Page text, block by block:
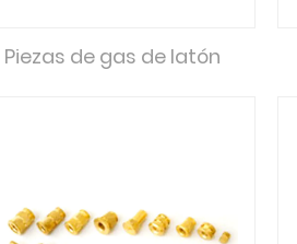
Piezas de gas de latón